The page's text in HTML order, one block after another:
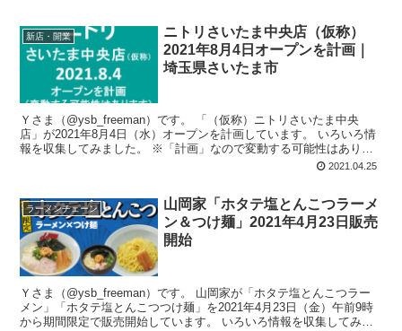
新店・開業
ニトリさいたま中央店（仮称）
2021年8月4日オープンを計画｜
埼玉県さいたま市
Ｙさま（@ysb_freeman）です。 「（仮称）ニトリさいたま中央
店」が2021年8月4日（水）オープンを計画しています。 いろいろ情
報を収集してみました。 ※「計画」なので変動する可能性はありま
2021.04.25
ラーメンチェーン
山岡家「ホタテ塩とんこつラーメ
ン＆つけ麺」2021年4月23日販売
開始
Ｙさま（@ysb_freeman）です。 山岡家が「ホタテ塩とんこつラー
メン」「ホタテ塩とんこつつけ麺」を2021年4月23日（金）午前9時
から期間限定で販売開始しています。 いろいろ情報を収集してみま